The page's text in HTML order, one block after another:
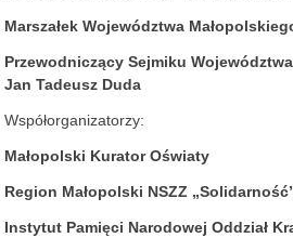
Marszałek Województwa
Przewodniczący Sejmiku
Jan Tadeusz Duda
Współorganizatorzy:
Małopolski Kurator Oświaty
Region Małopolski NSZZ
Instytut Pamięci Narodowej Oddział